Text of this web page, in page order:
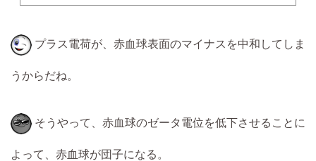
プラス電荷が、赤血球表面のマイナスを中和してしま
うからだね。
そうやって、赤血球のゼータ電位を低下させることに
よって、赤血球が団子になる。